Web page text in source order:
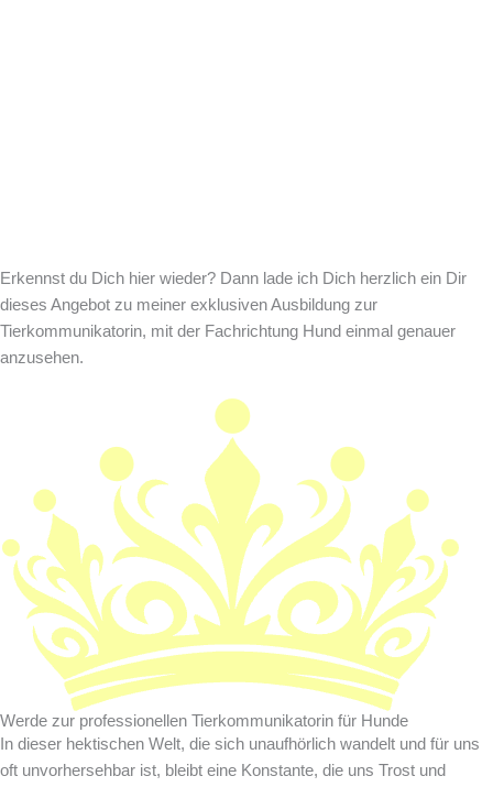
Erkennst du Dich hier wieder? Dann lade ich Dich herzlich ein Dir
dieses Angebot zu meiner exklusiven Ausbildung zur
Tierkommunikatorin, mit der Fachrichtung Hund einmal genauer
anzusehen.
Werde zur professionellen Tierkommunikatorin für Hunde
In dieser hektischen Welt, die sich unaufhörlich wandelt und für uns
oft unvorhersehbar ist, bleibt eine Konstante, die uns Trost und